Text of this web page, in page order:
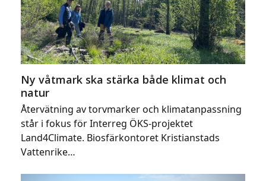
Ny våtmark ska stärka både klimat och
natur
Återvätning av torvmarker och klimatanpassning
står i fokus för Interreg ÖKS-projektet
Land4Climate. Biosfärkontoret Kristianstads
Vattenrike…